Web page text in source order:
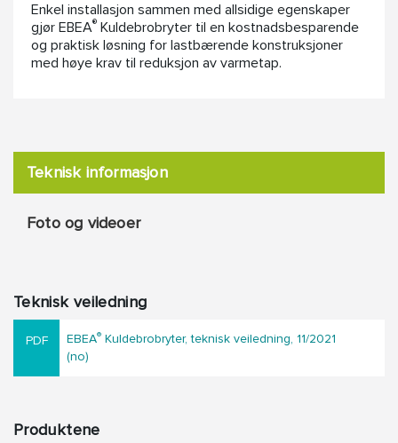
Enkel installasjon sammen med allsidige egenskaper
gjør EBEA® Kuldebrobryter til en kostnadsbesparende
og praktisk løsning for lastbærende konstruksjoner
med høye krav til reduksjon av varmetap.
Teknisk informasjon
Foto og videoer
Teknisk veiledning
EBEA® Kuldebrobryter, teknisk veiledning, 11/2021
(no)
Produktene